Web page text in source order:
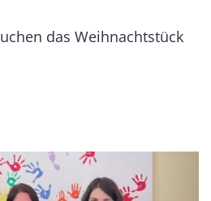
das Weihnachtstück